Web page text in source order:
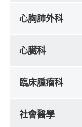
心胸肺外科
心臟科
臨床腫瘤科
社會醫學